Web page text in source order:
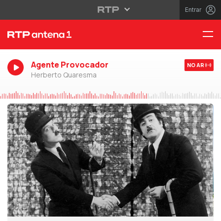
Entrar
Agente Provocador
Herberto Quaresma
NO AR